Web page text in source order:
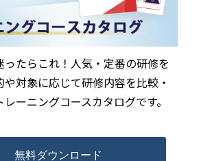
ったらこれ！人気・定番の研修を
対象に応じて研修内容を比較・
ーニングコースカタログです。
無料ダウンロード